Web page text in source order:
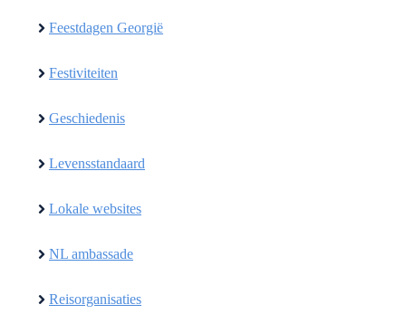
Feestdagen Georgië
Festiviteiten
Geschiedenis
Levensstandaard
Lokale websites
NL ambassade
Reisorganisaties